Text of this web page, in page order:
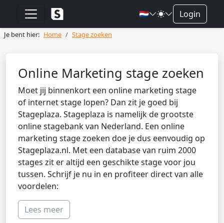
🇳🇱 Login
Je bent hier: Home Stage zoeken
Online Marketing stage zoeken
Moet jij binnenkort een online marketing stage
of internet stage lopen? Dan zit je goed bij
Stageplaza. Stageplaza is namelijk de grootste
online stagebank van Nederland. Een online
marketing stage zoeken doe je dus eenvoudig op
Stageplaza.nl. Met een database van ruim 2000
stages zit er altijd een geschikte stage voor jou
tussen. Schrijf je nu in en profiteer direct van alle
voordelen:
Lees meer